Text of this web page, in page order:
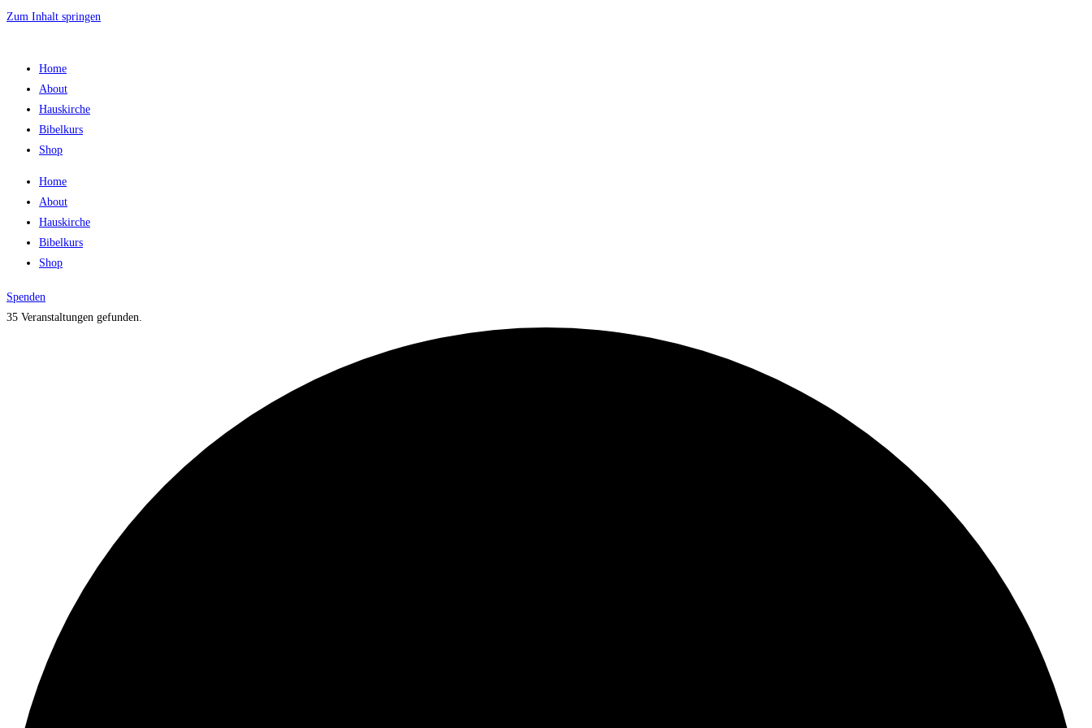
Zum Inhalt springen
Home
About
Hauskirche
Bibelkurs
Shop
Home
About
Hauskirche
Bibelkurs
Shop
Spenden
35 Veranstaltungen gefunden.